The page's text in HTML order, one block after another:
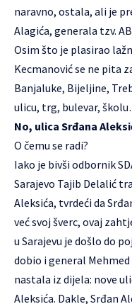
naravno, ostala, ali je
Alagića, generala tzv.
Osim što je plasirao
Kecmanović se ne pita
Banjaluke, Bijeljine,
ulicu, trg, bulevar,
No, ulica Srđana
O čemu se radi?
Iako je bivši odbornik
Sarajevo Tajib Delalić
Aleksića, tvrdeći da
već svoj šverc, ovaj
u Sarajevu je došlo do
dobio i general
nastala iz dijela: nove
Aleksića. Dakle, Srđan